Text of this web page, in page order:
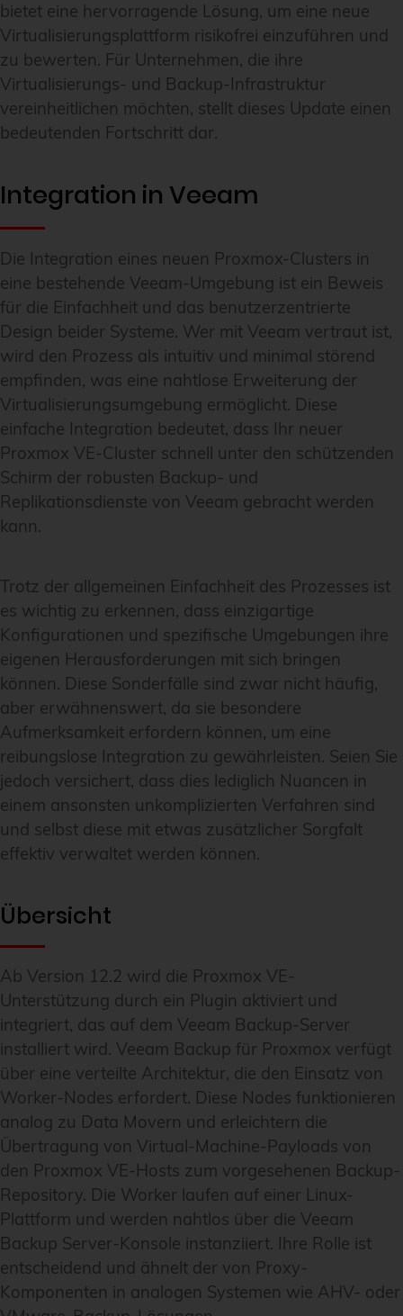
bietet eine hervorragende Lösung, um eine neue
Virtualisierungsplattform risikofrei einzuführen und
zu bewerten. Für Unternehmen, die ihre
Virtualisierungs- und Backup-Infrastruktur
vereinheitlichen möchten, stellt dieses Update einen
bedeutenden Fortschritt dar.
Integration in Veeam
Die Integration eines neuen Proxmox-Clusters in
eine bestehende Veeam-Umgebung ist ein Beweis
für die Einfachheit und das benutzerzentrierte
Design beider Systeme. Wer mit Veeam vertraut ist,
wird den Prozess als intuitiv und minimal störend
empfinden, was eine nahtlose Erweiterung der
Virtualisierungsumgebung ermöglicht. Diese
einfache Integration bedeutet, dass Ihr neuer
Proxmox VE-Cluster schnell unter den schützenden
Schirm der robusten Backup- und
Replikationsdienste von Veeam gebracht werden
kann.
Trotz der allgemeinen Einfachheit des Prozesses ist
es wichtig zu erkennen, dass einzigartige
Konfigurationen und spezifische Umgebungen ihre
eigenen Herausforderungen mit sich bringen
können. Diese Sonderfälle sind zwar nicht häufig,
aber erwähnenswert, da sie besondere
Aufmerksamkeit erfordern können, um eine
reibungslose Integration zu gewährleisten. Seien Sie
jedoch versichert, dass dies lediglich Nuancen in
einem ansonsten unkomplizierten Verfahren sind
und selbst diese mit etwas zusätzlicher Sorgfalt
effektiv verwaltet werden können.
Übersicht
Ab Version 12.2 wird die Proxmox VE-
Unterstützung durch ein Plugin aktiviert und
integriert, das auf dem Veeam Backup-Server
installiert wird. Veeam Backup für Proxmox verfügt
über eine verteilte Architektur, die den Einsatz von
Worker-Nodes erfordert. Diese Nodes funktionieren
analog zu Data Movern und erleichtern die
Übertragung von Virtual-Machine-Payloads von
den Proxmox VE-Hosts zum vorgesehenen Backup-
Repository. Die Worker laufen auf einer Linux-
Plattform und werden nahtlos über die Veeam
Backup Server-Konsole instanziiert. Ihre Rolle ist
entscheidend und ähnelt der von Proxy-
Komponenten in analogen Systemen wie AHV- oder